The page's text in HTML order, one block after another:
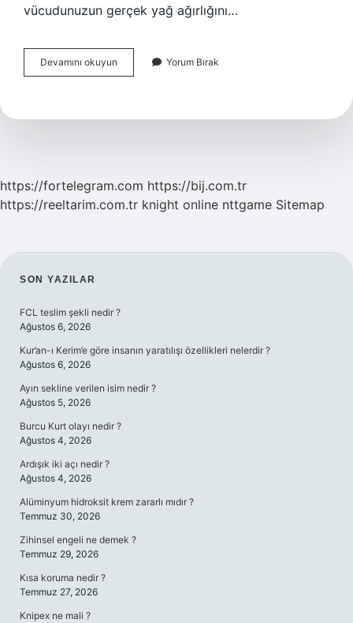
vücudunuzun gerçek yağ ağırlığını…
Devamını okuyun Tartılardaki
Yağ
Mu
Yorum Bırak
https://fortelegram.com https://bij.com.tr
https://reeltarim.com.tr knight online nttgame Sitemap
SIDEBAR
SON YAZILAR
FCL teslim şekli nedir ?
Ağustos 6, 2026
Kur’an-ı Kerim’e göre insanın yaratılışı özellikleri nelerdir ?
Ağustos 6, 2026
Ayın sekline verilen isim nedir ?
Ağustos 5, 2026
Burcu Kurt olayı nedir ?
Ağustos 4, 2026
Ardışık iki açı nedir ?
Ağustos 4, 2026
Alüminyum hidroksit krem zararlı mıdır ?
Temmuz 30, 2026
Zihinsel engeli ne demek ?
Temmuz 29, 2026
Kısa koruma nedir ?
Temmuz 27, 2026
Knipex ne mali ?